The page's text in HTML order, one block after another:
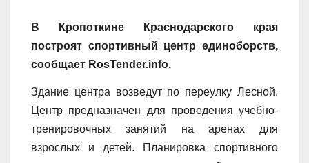
В Кропоткине Краснодарского края
построят спортивный центр единоборств,
сообщает RosTender.info.
Здание центра возведут по переулку Лесной.
Центр предназначен для проведения учебно-
тренировочных занятий на аренах для
взрослых и детей. Планировка спортивного